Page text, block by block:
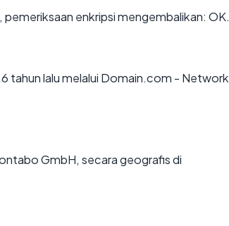
enkripsi mengembalikan: OK.
tahun lalu melalui Domain.com - Network
GmbH, secara geografis di